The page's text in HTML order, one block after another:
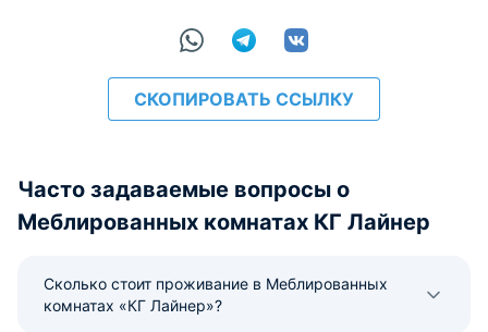
СКОПИРОВАТЬ ССЫЛКУ
Часто задаваемые вопросы о
Меблированных комнатах КГ Лайнер
Сколько стоит проживание в Меблированных
комнатах «КГ Лайнер»?